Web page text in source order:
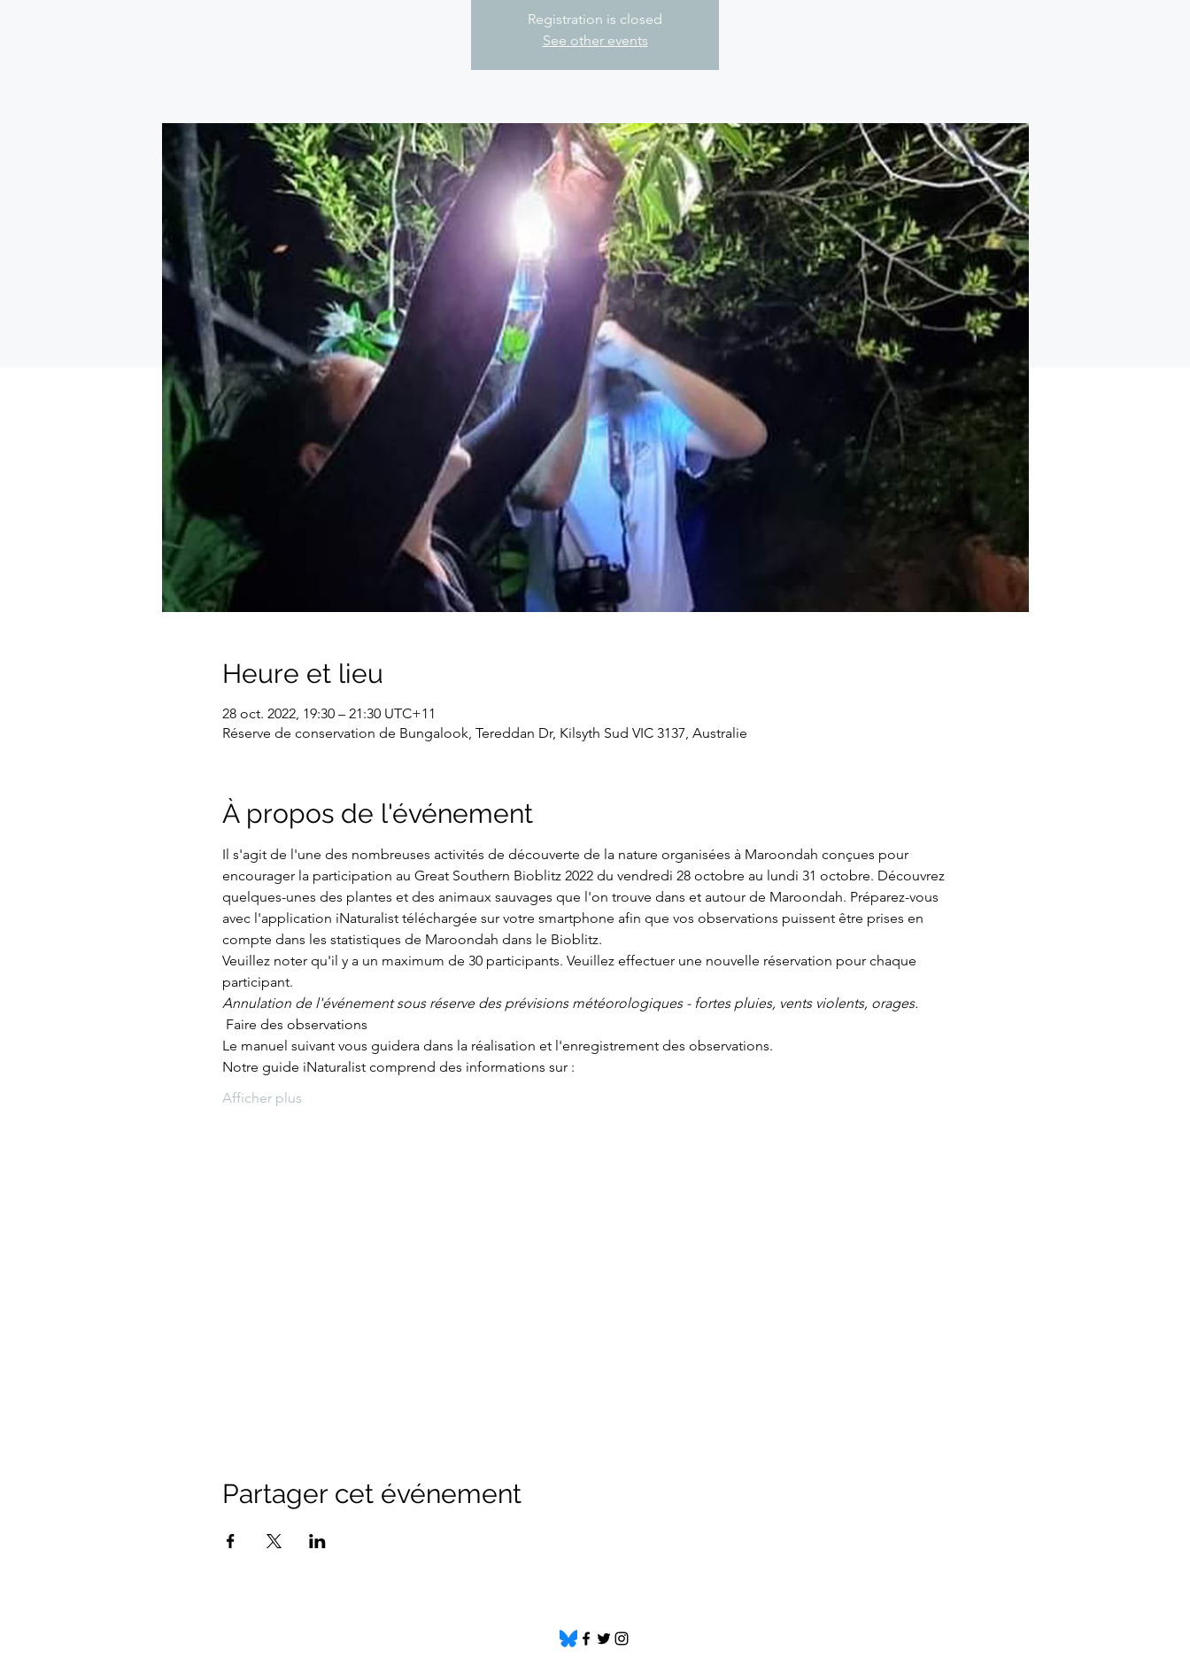
Registration is closed
See other events
Heure et lieu
28 oct. 2022, 19:30 – 21:30 UTC+11
Réserve de conservation de Bungalook, Tereddan Dr, Kilsyth Sud VIC 3137, Australie
À propos de l'événement
Il s'agit de l'une des nombreuses activités de découverte de la nature organisées à Maroondah conçues pour
encourager la participation au Great Southern Bioblitz 2022 du vendredi 28 octobre au lundi 31 octobre. Découvrez
quelques-unes des plantes et des animaux sauvages que l'on trouve dans et autour de Maroondah. Préparez-vous
avec l'application iNaturalist téléchargée sur votre smartphone afin que vos observations puissent être prises en
compte dans les statistiques de Maroondah dans le Bioblitz.
Veuillez noter qu'il y a un maximum de 30 participants. Veuillez effectuer une nouvelle réservation pour chaque
participant.
Annulation de l'événement sous réserve des prévisions météorologiques - fortes pluies, vents violents, orages.
Faire des observations
Le manuel suivant vous guidera dans la réalisation et l'enregistrement des observations.
Notre guide iNaturalist comprend des informations sur :
Afficher plus
Partager cet événement